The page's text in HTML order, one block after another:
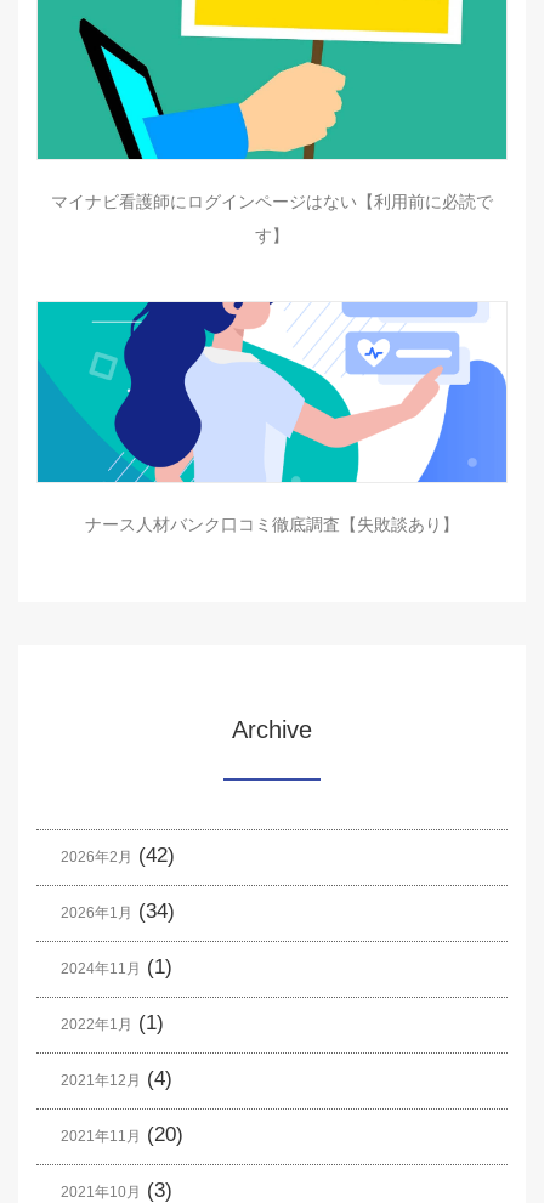
マイナビ看護師にログインページはない【利用前に必読で
す】
ナース人材バンク口コミ徹底調査【失敗談あり】
Archive
2026年2月 (42)
2026年1月 (34)
2024年11月 (1)
2022年1月 (1)
2021年12月 (4)
2021年11月 (20)
2021年10月 (3)